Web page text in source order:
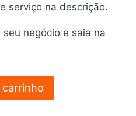
é:
R$399,00.
serviço na descrição.
negócio e saia na
carrinho